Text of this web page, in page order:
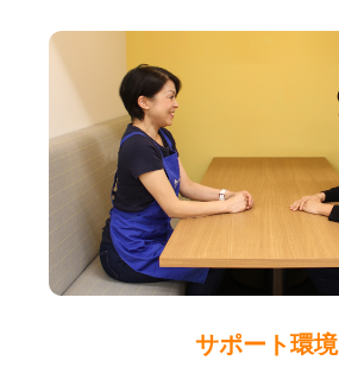
サポート環境